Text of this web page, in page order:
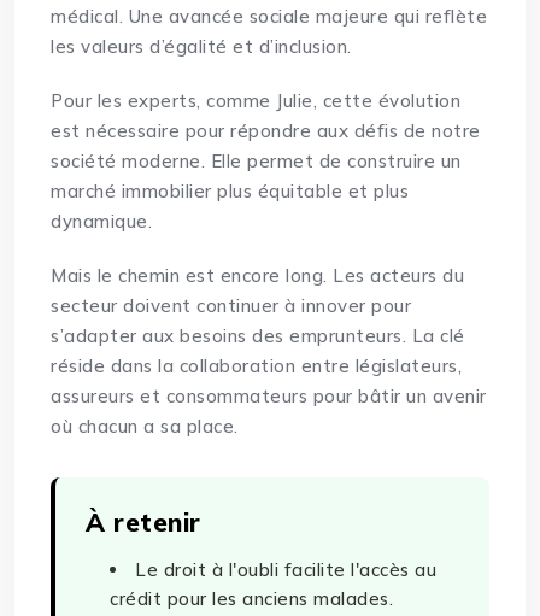
médical. Une avancée sociale majeure qui reflète
les valeurs d’égalité et d’inclusion.
Pour les experts, comme Julie, cette évolution
est nécessaire pour répondre aux défis de notre
société moderne. Elle permet de construire un
marché immobilier plus équitable et plus
dynamique.
Mais le chemin est encore long. Les acteurs du
secteur doivent continuer à innover pour
s’adapter aux besoins des emprunteurs. La clé
réside dans la collaboration entre législateurs,
assureurs et consommateurs pour bâtir un avenir
où chacun a sa place.
À retenir
Le droit à l'oubli facilite l'accès au
crédit pour les anciens malades.